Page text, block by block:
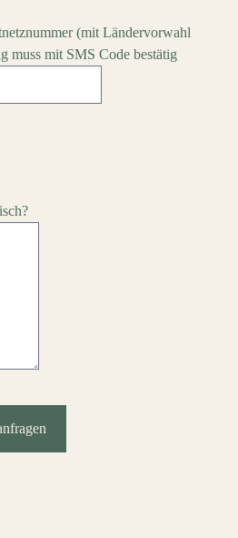
(mit Ländervorwahl
muss mit SMS Code bestätig